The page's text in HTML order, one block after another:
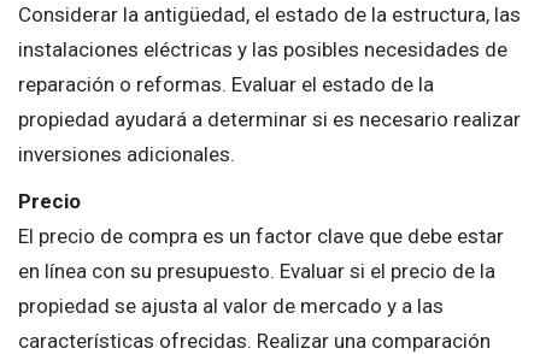
Considerar la antigüedad, el estado de la estructura, las
instalaciones eléctricas y las posibles necesidades de
reparación o reformas. Evaluar el estado de la
propiedad ayudará a determinar si es necesario realizar
inversiones adicionales.
Precio
El precio de compra es un factor clave que debe estar
en línea con su presupuesto. Evaluar si el precio de la
propiedad se ajusta al valor de mercado y a las
características ofrecidas. Realizar una comparación